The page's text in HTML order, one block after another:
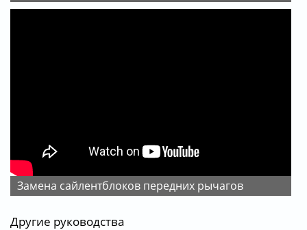
Замена сайлентблоков передних рычагов
Другие руководства